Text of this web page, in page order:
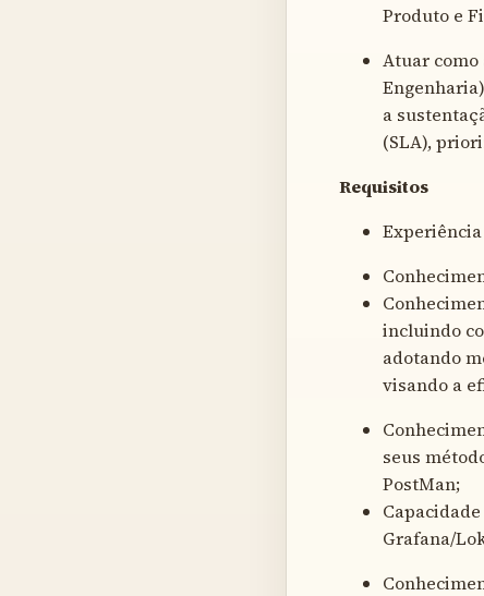
Produto e
Atuar como
a
(SLA),
Requisitos
incluindo
adotando
visando a
seus
PostMan;
Grafana/